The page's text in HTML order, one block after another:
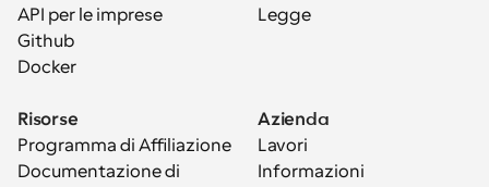
API per le imprese
Github
Docker
Legge
Risorse
Programma di Affiliazione
Documentazione di
Azienda
Lavori
Informazioni